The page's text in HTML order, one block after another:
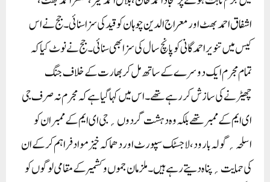
اشفاق احمد بھٹ اور معراج الدین چوہان کو قید کی سزا سنائی۔جج نے اس
کیس میں تنویر احمد گانی کو پانچ سال کی سزا بھی سنائی۔جج نے نوٹ کیا کہ
تمام مجرم ایک دوسرے کے ساتھ مل کر بھارت کے خلاف جنگ
چھیڑنے کی سازش کر رہے تھے۔اس میں کہا گیا ہے کہ مجرم نہ صرف جی
ای ایم کے ممبر تھے بلکہ وہ دہشت گردوں؍جی ای ایم کے ممبران کو
اسلحہ؍گولہ بارود، لاجسٹک سپورٹ اور دھماکہ خیز مواد فراہم کر کے ان
کی حمایت؍پناہ دیتے رہے ہیں۔ملزمان جموں و کشمیر کے مقامی لوگوں کو